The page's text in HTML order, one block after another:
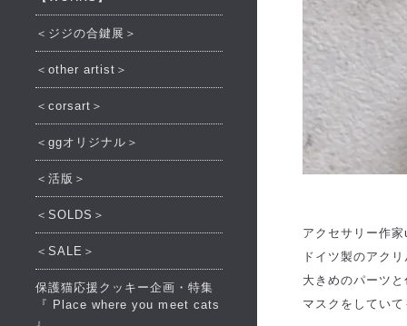
アクセサリー作
ドイツ製のアク
大きめのパーツ
マスクをしてい
＜ジジの合鍵展＞
＜other artist＞
＜corsart＞
＜ggオリジナル＞
＜活版＞
＜SOLDS＞
＜SALE＞
保護猫応援クッキー企画・特集
『 Place where you meet cats
』